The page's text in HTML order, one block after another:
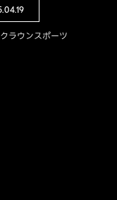
ラウンスポーツ